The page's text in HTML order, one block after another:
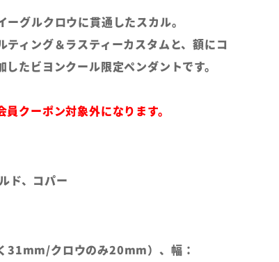
グルクロウに貫通したスカル。
ィング＆ラスティーカスタムと、額にコ
たビヨンクール限定ペンダントです。
クーポン対象外になります。
ド、コパー
31mm/クロウのみ20mm）、幅：